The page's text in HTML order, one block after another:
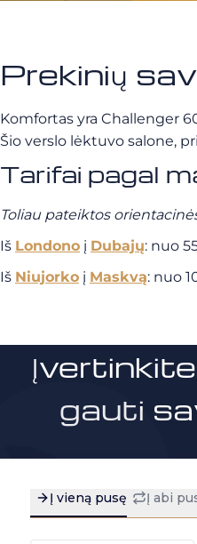
Prekinių
Komfortas yra Challenger
Šio verslo lėktuvo salone,
Tarifai pagal
Toliau pateiktos
Iš Londono į Dubajų: nuo
Iš Niujorko į Maskvą: nuo
gauti